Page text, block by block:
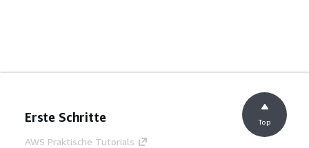
Erste Schritte
AWS Praktische Tutorials
Top